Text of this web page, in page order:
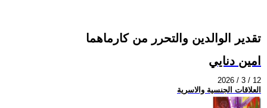
تقدير الوالدين والتحرر من كارماهما
امين دنايي
2026 / 3 / 12
العلاقات الجنسية والاسرية